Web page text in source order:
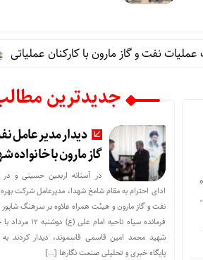
نفت و گاز مارون با کارکنان عملیاتی
جدیدترین
دیدار مدیر عامل
گاز مارون با خانواده
در آستانه اربعین حسینی و در
ادای احترام به مقام شامخ شهدا، مدیرعامل شرکت
نفت و گاز مارون و هیئت همراه علاوه بر سرهنگ
فرمانده سپاه ناحیه امام علی
شهید محمد امین قاسمی قاسموند، دیدار کردند
پایگاه خبری و تحلیلی صنعت نگارها […]